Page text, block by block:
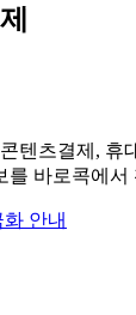
텐츠결제, 휴
를 바로콕에서
화 안내